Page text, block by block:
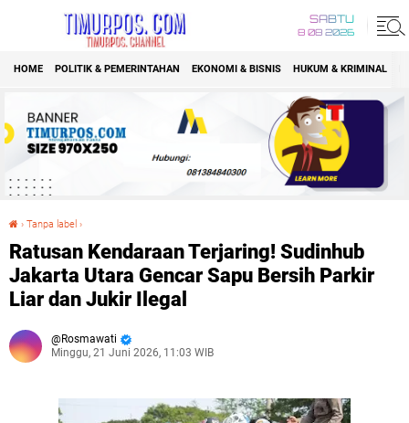
SABTU
8 08 2026
HOME POLITIK & PEMERINTAHAN EKONOMI & BISNIS HUKUM & KRIMINAL
› Tanpa label ›
Ratusan Kendaraan Terjaring! Sudinhub
Jakarta Utara Gencar Sapu Bersih Parkir
Liar dan Jukir Ilegal
Rosmawati
Minggu, 21 Juni 2026, 11:03 WIB